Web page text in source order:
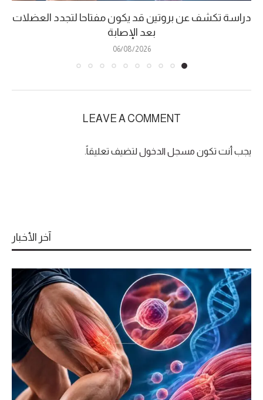
دراسة تكشف عن بروتين قد يكون مفتاحا لتجدد العضلات
بعد الإصابة
06/08/2026
LEAVE A COMMENT
يجب أنت تكون مسجل الدخول لتضيف تعليقاً.
آخر الأخبار